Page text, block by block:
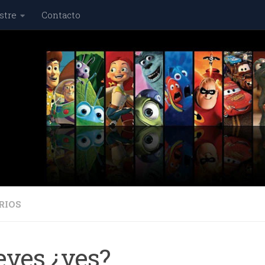
Contacto
¿ves?